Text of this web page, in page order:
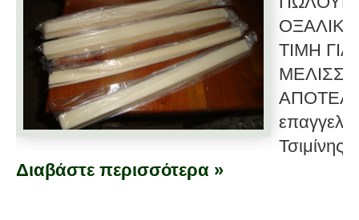
ΤΙΜΗ
Τσιμίνης
Διαβάστε περισσότερα »